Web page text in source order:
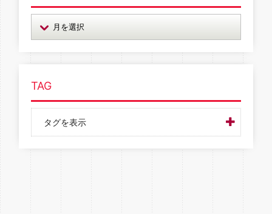
TAG
タグを表示